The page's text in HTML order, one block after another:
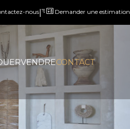
nous Demander une estimation
VENDRECONTACT